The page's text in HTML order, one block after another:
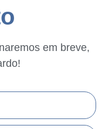
em breve,